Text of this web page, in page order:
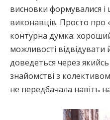
висновки формувалися
виконавців. Просто про
контурна думка:
можливості
доведеться через якийсь
знайомстві з
не передбачала навіть